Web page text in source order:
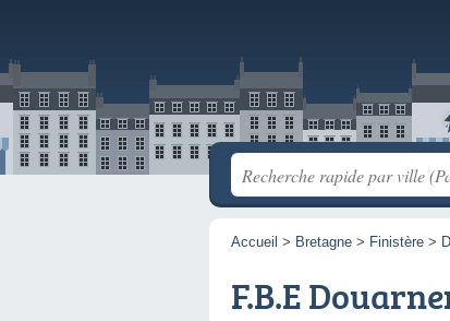
Accueil > Bretagne > Finistère >
F.B.E